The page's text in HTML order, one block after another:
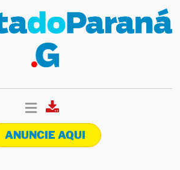
ANUNCIE AQUI